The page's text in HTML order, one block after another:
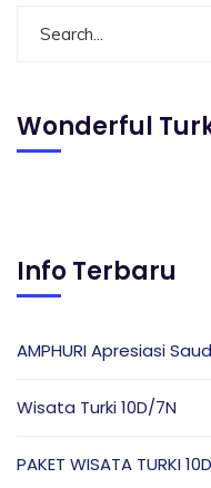
Wonderful
Info Terbaru
AMPHURI Apresiasi
Wisata Turki 10D/7N
PAKET WISATA TURKI